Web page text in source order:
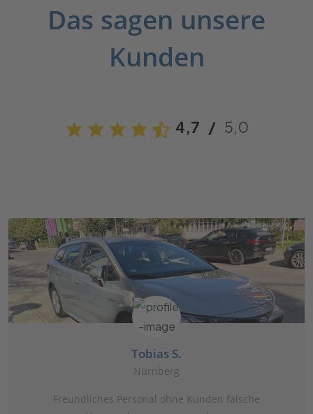
Das sagen unsere
Kunden
4,7 / 5,0
Tobias S.
Nürnberg
Freundliches Personal ohne Kunden falsche